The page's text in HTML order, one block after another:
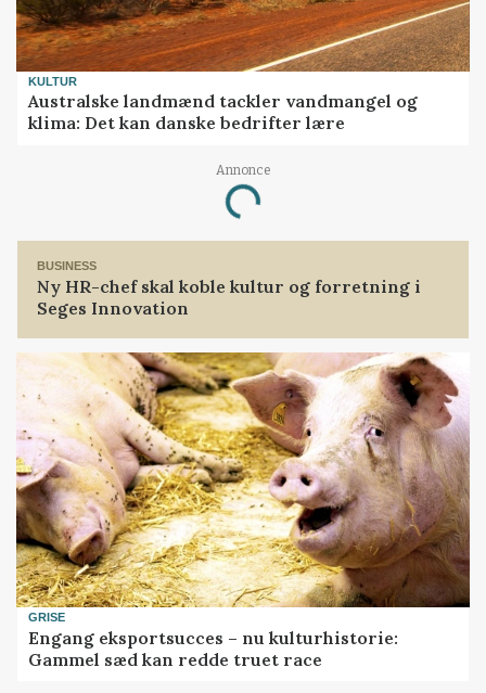
KULTUR
Australske landmænd tackler vandmangel og
klima: Det kan danske bedrifter lære
Annonce
Loading...
BUSINESS
Ny HR-chef skal koble kultur og forretning i
Seges Innovation
GRISE
Engang eksportsucces – nu kulturhistorie:
Gammel sæd kan redde truet race